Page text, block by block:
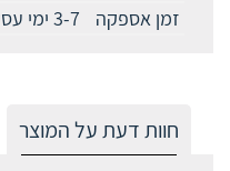
זמן אספקה
3-7 ימי עסקים
חוות דעת על המוצר